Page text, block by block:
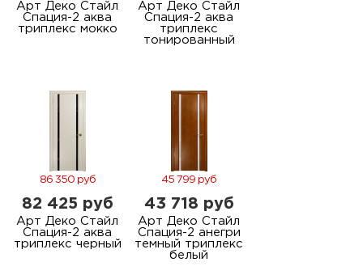
Арт Деко Стайл
Спация-2 аква
триплекс мокко
Арт Деко Стайл
Спация-2 аква
триплекс
тонированный
86 350 руб
82 425 руб
Арт Деко Стайл
Спация-2 аква
триплекс черный
45 799 руб
43 718 руб
Арт Деко Стайл
Спация-2 анегри
темный триплекс
белый